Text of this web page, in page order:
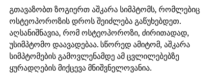
გთავაზობთ ზოგიერთ აშკარა სიმპტომს, რომლებიც
ოსტეოპოროზის დროს შეიძლება გაწუხებდეთ.
აღსანიშნავია, რომ ოსტეოპოროზი, ძირითადად,
უსიმპტომო დაავადებაა. სწორედ ამიტომ, აშკარა
სიმპტომების გამოვლენამდე ამ ცვლილებებზე
ყურადღების მიქცევა მნიშვნელოვანია.